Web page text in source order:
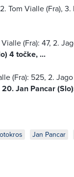
Tom Vialle (Fra),
Vialle (Fra): 47, 2.
4 točke, ...
(Fra): 525, 2.
20. Jan Pancar
Jan Pancar